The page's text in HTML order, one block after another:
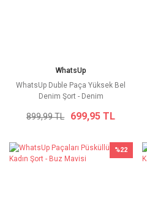
WhatsUp
WhatsUp Duble Paça Yüksek Bel
Denim Şort - Denim
899,99 TL 699,95 TL
%22